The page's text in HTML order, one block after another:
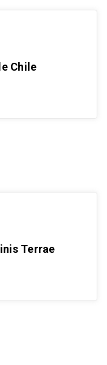
Chile
Terrae